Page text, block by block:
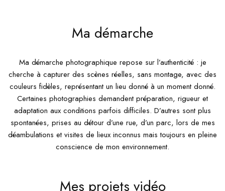
Ma démarche
Ma démarche photographique repose sur l’authenticité : je
cherche à capturer des scènes réelles, sans montage, avec des
couleurs fidèles, représentant un lieu donné à un moment donné.
Certaines photographies demandent préparation, rigueur et
adaptation aux conditions parfois difficiles. D’autres sont plus
spontanées, prises au détour d’une rue, d’un parc, lors de mes
déambulations et visites de lieux inconnus mais toujours en pleine
conscience de mon environnement.
Mes projets vidéo